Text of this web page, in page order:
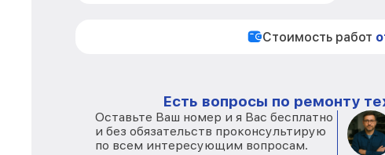
Стоимость работ
Есть вопросы по ремонту
Оставьте Ваш номер и я Вас бесплатно
и без обязательств проконсультирую
по всем интересующим вопросам.